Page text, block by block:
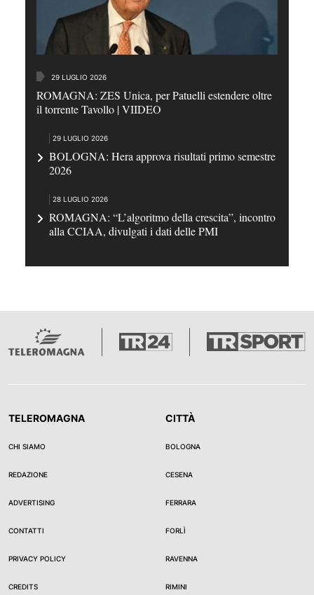
29 LUGLIO 2026
ROMAGNA: ZES Unica, per Patuelli estendere oltre
il torrente Tavollo | VIIDEO
29 LUGLIO 2026
BOLOGNA: Hera approva risultati primo semestre
2026
28 LUGLIO 2026
ROMAGNA: “L’algoritmo della crescita”, incontro
alla CCIAA, divulgati i dati delle PMI
TELEROMAGNA
CHI SIAMO
REDAZIONE
ADVERTISING
CONTATTI
PRIVACY POLICY
CREDITS
CITTÀ
BOLOGNA
CESENA
FERRARA
FORLÌ
RAVENNA
RIMINI